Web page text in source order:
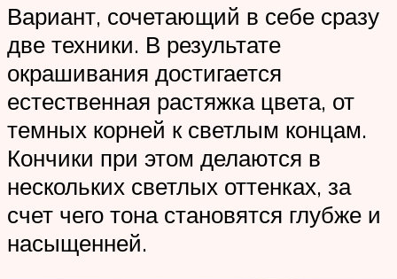
Вариант, сочетающий в себе сразу
две техники. В результате
окрашивания достигается
естественная растяжка цвета, от
темных корней к светлым концам.
Кончики при этом делаются в
нескольких светлых оттенках, за
счет чего тона становятся глубже и
насыщенней.